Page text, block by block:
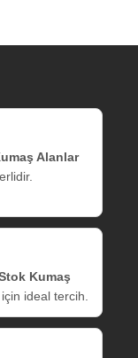
Alanlar
Kumaş
ideal tercih.